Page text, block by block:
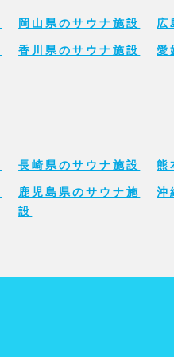
岡山県のサウナ施設 広
香川県のサウナ施設 愛
長崎県のサウナ施設 熊
鹿児島県のサウナ施
設
沖